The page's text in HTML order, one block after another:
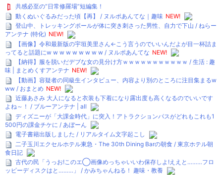
共感必至の“日常修羅場”短編集！
動くぬいぐるみだった頃【再】 / ヌルポあんてな｜趣味 NEW!
登山中、トレッキングポールが体に突き刺さった男性、自力で下山 / ねらー
アンテナ (特化) NEW!
【画像】令和最新版の宇垣美里さん←こう言うのでいいんだよが目一杯詰ま
ってると話題にw w w w w w w w w / ヌルポあんてな NEW!
【納得】服を脱いだデブな女の見分け方ｗｗｗｗｗｗｗｗｗｗｗ / 生活 : 趣
味 | まとめくすアンテナ NEW!
【動画】容疑者の同級生インタビュー、内容より別のところに注目集まるw
ww / おまとめ NEW!
近藤あさみ 大人になると衣装も下着になり露出度も高くなるのでいいです
よね～！ / ブルーアンテナ | all
ディズニーが「大課金時代」に突入！アトラクションパスがどれもこれも1
500円の課金チケに / あぼーん
電子書籍出版しました / リアルタイム文字起こし
二子玉川エクセルホテル東急・The 30th Dining Barの朝食 / 東京ホテル朝
食日記
古代の民「うっお!このエ◯画像めっちゃいいわ保存しよ!ええと………フロ
ッピーディスクはと………」 / かみちゃんねる！ 趣味・教養